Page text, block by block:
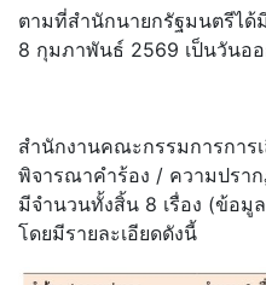
ตามที่สำนักนายกรัฐมนตรีไ
8 กุมภาพันธ์ 2569 เป็นวันอ
สำนักงานคณะกรรมการการ
พิจารณาคำร้อง / ความปราก
มีจำนวนทั้งสิ้น 8 เรื่อง (ข้อ
โดยมีรายละเอียดดังนี้